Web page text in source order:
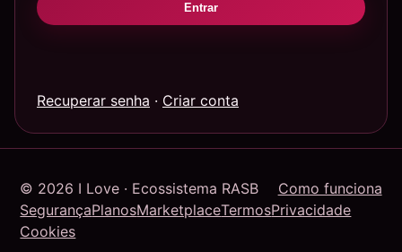
Entrar
Recuperar senha · Criar conta
© 2026 I Love · Ecossistema RASB
Como funciona
SegurançaPlanosMarketplaceTermosPrivacidade
Cookies